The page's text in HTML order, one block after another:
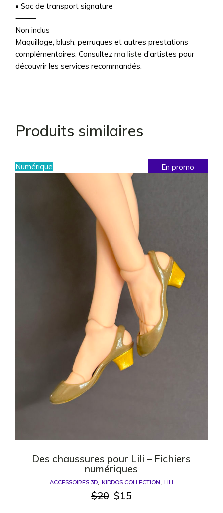
• Sac de transport signature
⸻
Non inclus
Maquillage, blush, perruques et autres prestations
complémentaires. Consultezma liste d’artistes pour
découvrir les services recommandés.
Produits similaires
En promo
Numérique
Des chaussures pour Lili – Fichiers
numériques
ACCESSOIRES 3D KIDDOS COLLECTION LILI
$20 Le
$15
Le